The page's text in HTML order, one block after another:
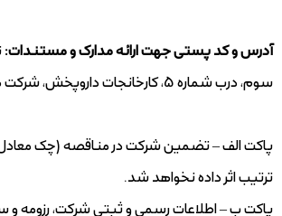
آدرس و کد پستی جهت ارائه مدارک و مستندات:
سوم، درب شماره 5، کارخانجات داروپخش، شرکت دارویی ره آورد تامین – کدپستی 1397116396
ترتیب اثر داده نخواهد شد.
پاکت ب – اطلاعات رسمی و ثبتی شرکت، رزومه و